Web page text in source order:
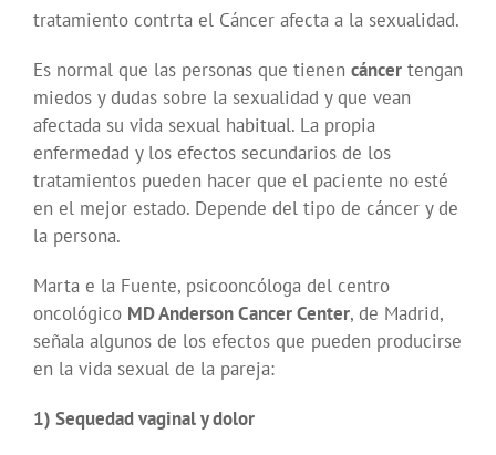
tratamiento contrta el Cáncer afecta a la sexualidad.
Es normal que las personas que tienen cáncer tengan
miedos y dudas sobre la sexualidad y que vean
afectada su vida sexual habitual. La propia
enfermedad y los efectos secundarios de los
tratamientos pueden hacer que el paciente no esté
en el mejor estado. Depende del tipo de cáncer y de
la persona.
Marta e la Fuente, psicooncóloga del centro
oncológico MD Anderson Cancer Center, de Madrid,
señala algunos de los efectos que pueden producirse
en la vida sexual de la pareja:
1) Sequedad vaginal y dolor